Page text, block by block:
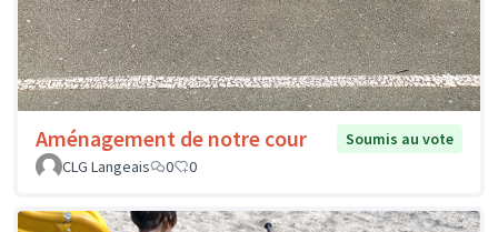
Aménagement de notre cour
Soumis au vote
CLG Langeais
0 0